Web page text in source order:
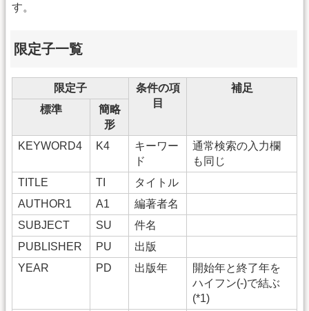
す。
限定子一覧
限定子
条件の項
目
補足
標準
簡略
形
KEYWORD4
K4
キーワー
ド
通常検索の入力欄
も同じ
TITLE
TI
タイトル
AUTHOR1
A1
編著者名
SUBJECT
SU
件名
PUBLISHER
PU
出版
YEAR
PD 出版年
開始年と終了年を
ハイフン(-)で結ぶ
(*1)